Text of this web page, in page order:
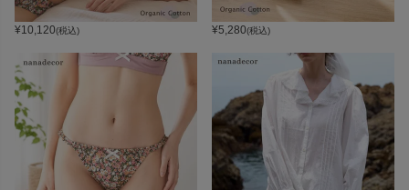
¥10,120(税込) ¥5,280(税込)